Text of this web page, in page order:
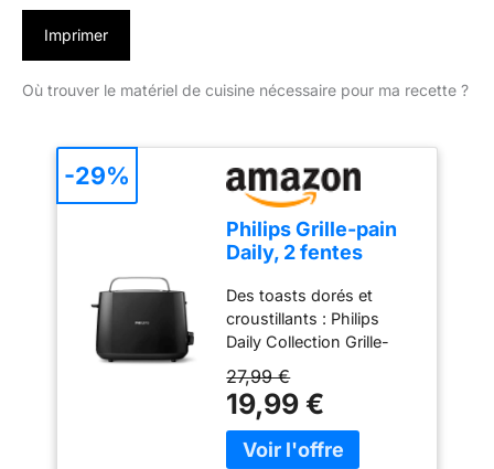
Imprimer
Où trouver le matériel de cuisine nécessaire pour ma recette ?
Philips Grille-pain
Daily, 2 fentes
830W, Noir
Des toasts dorés et
croustillants : Philips
Daily Collection Grille-
parfaitement grillé - 2
fentes adaptées à toutes
les tailles et formes de
pain Des réglages pour
27,99 €
19,99 €
-29%